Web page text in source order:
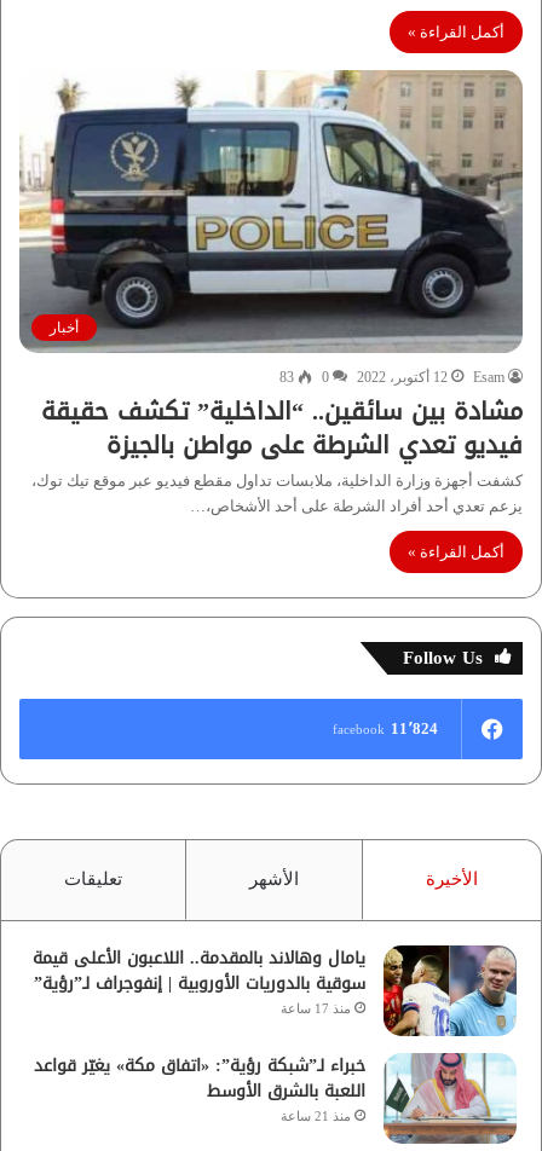
أكمل القراءة »
أخبار
Esam 12 أكتوبر، 2022 0
83
مشادة بين سائقين.. “الداخلية” تكشف حقيقة
فيديو تعدي الشرطة على مواطن بالجيزة
كشفت أجهزة وزارة الداخلية، ملابسات تداول مقطع فيديو عبر موقع تيك توك،
يزعم تعدي أحد أفراد الشرطة على أحد الأشخاص،…
أكمل القراءة »
Follow Us
11٬824 facebook
الأخيرة الأشهر تعليقات
يامال وهالاند بالمقدمة.. اللاعبون الأعلى قيمة
سوقية بالدوريات الأوروبية | إنفوجراف لـ”رؤية”
منذ 17 ساعة
خبراء لـ”شبكة رؤية”: «اتفاق مكة» يغيّر قواعد
اللعبة بالشرق الأوسط
منذ 21 ساعة